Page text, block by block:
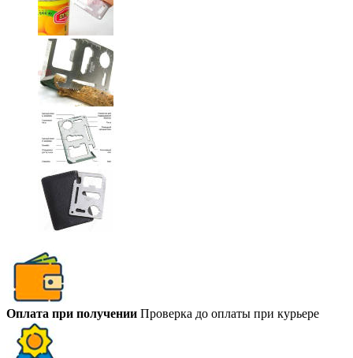
Оплата при получении Проверка до оплаты при курьере